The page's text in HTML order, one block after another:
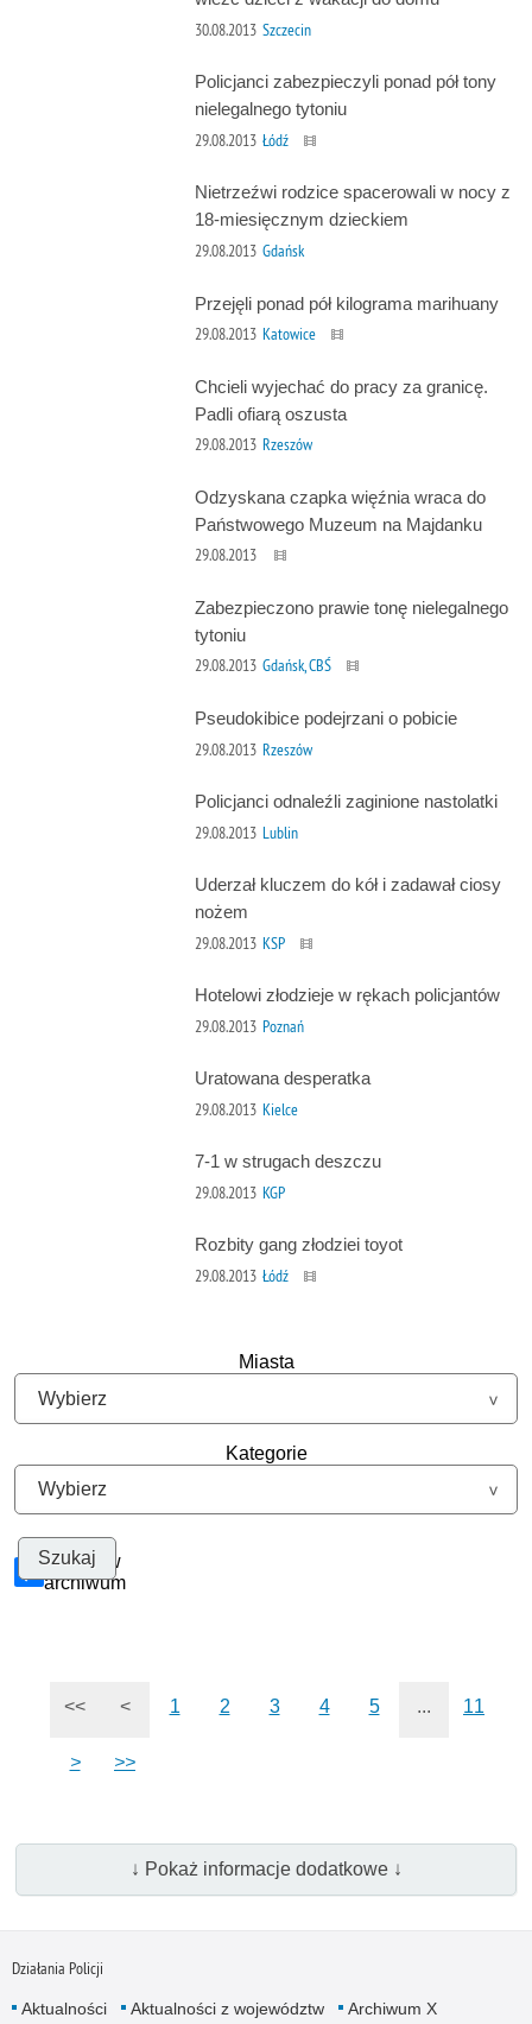
30.08.2013 Szczecin
Policjanci zabezpieczyli ponad pół tony
nielegalnego tytoniu
29.08.2013 Łódź
Nietrzeźwi rodzice spacerowali w nocy z
18-miesięcznym dzieckiem
29.08.2013 Gdańsk
Przejęli ponad pół kilograma marihuany
29.08.2013 Katowice
Chcieli wyjechać do pracy za granicę.
Padli ofiarą oszusta
29.08.2013 Rzeszów
Odzyskana czapka więźnia wraca do
Państwowego Muzeum na Majdanku
29.08.2013
Zabezpieczono prawie tonę nielegalnego
tytoniu
29.08.2013 Gdańsk, CBŚ
Pseudokibice podejrzani o pobicie
29.08.2013 Rzeszów
Policjanci odnaleźli zaginione nastolatki
29.08.2013 Lublin
Uderzał kluczem do kół i zadawał ciosy
nożem
29.08.2013 KSP
Hotelowi złodzieje w rękach policjantów
29.08.2013 Poznań
Uratowana desperatka
29.08.2013 Kielce
7-1 w strugach deszczu
29.08.2013 KGP
Rozbity gang złodziei toyot
29.08.2013 Łódź
Miasta
Kategorie
Szukaj w
archiwum
<< < 1 2 3 4 5 ... 11
> >>
↓ Pokaż informacje dodatkowe ↓
Działania Policji
Aktualności Aktualności z województw
Archiwum X